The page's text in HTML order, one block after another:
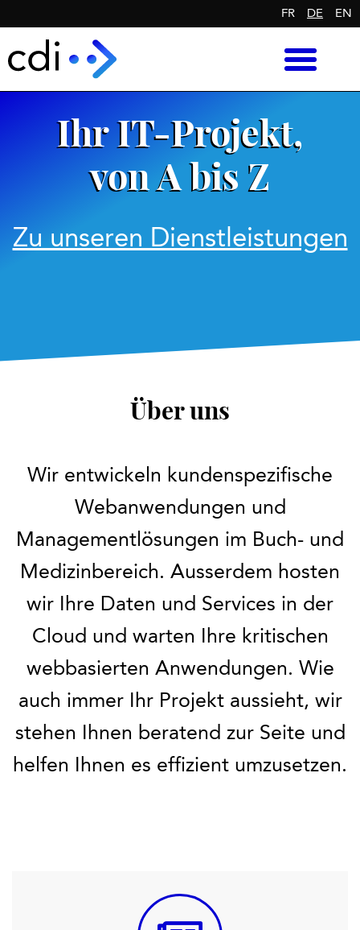
FR DE EN
Ihr IT-Projekt,
von A bis Z
Zu unseren Dienstleistungen
Über uns
Wir entwickeln kundenspezifische
Webanwendungen und
Managementlösungen im Buch- und
Medizinbereich. Ausserdem hosten
wir Ihre Daten und Services in der
Cloud und warten Ihre kritischen
webbasierten Anwendungen. Wie
auch immer Ihr Projekt aussieht, wir
stehen Ihnen beratend zur Seite und
helfen Ihnen es effizient umzusetzen.